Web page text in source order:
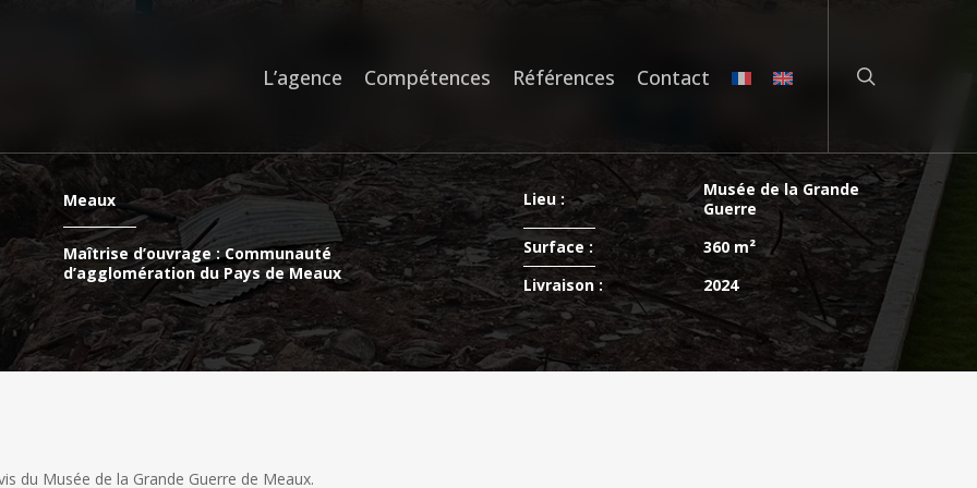
L’agence Compétences Références Contact
Meaux
Maîtrise d’ouvrage : Communauté
d’agglomération du Pays de Meaux
Lieu :
Musée de la Grande
Guerre
Surface :
360 m²
Livraison :
2024
du Musée de la Grande Guerre de Meaux.